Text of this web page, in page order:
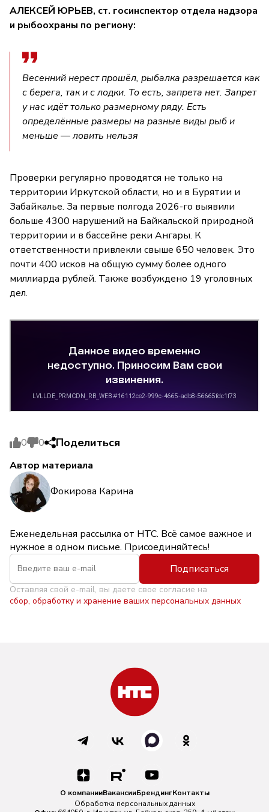
АЛЕКСЕЙ ЮРЬЕВ, ст. госинспектор отдела надзора
и рыбоохраны по региону:
Весенний нерест прошёл, рыбалка разрешается как
с берега, так и с лодки. То есть, запрета нет. Запрет
у нас идёт только размерному ряду. Есть
определённые размеры на разные виды рыб и
меньше — ловить нельзя
Проверки регулярно проводятся не только на
территории Иркутской области, но и в Бурятии и
Забайкалье. За первые полгода 2026-го выявили
больше 4300 нарушений на Байкальской природной
территории и в бассейне реки Ангары. К
ответственности привлекли свыше 650 человек. Это
почти 400 исков на общую сумму более одного
миллиарда рублей. Также возбуждено 19 уголовных
дел.
0 0 Поделиться
Автор материала
Фокирова Карина
Еженедельная рассылка от НТС. Всё самое важное и
нужное в одном письме. Присоединяйтесь!
Подписаться
Оставляя свой e-mail, вы даете свое согласие на
сбор, обработку и хранение ваших персональных данных
О компанииВакансииБрендингКонтакты
Обработка персональных данных